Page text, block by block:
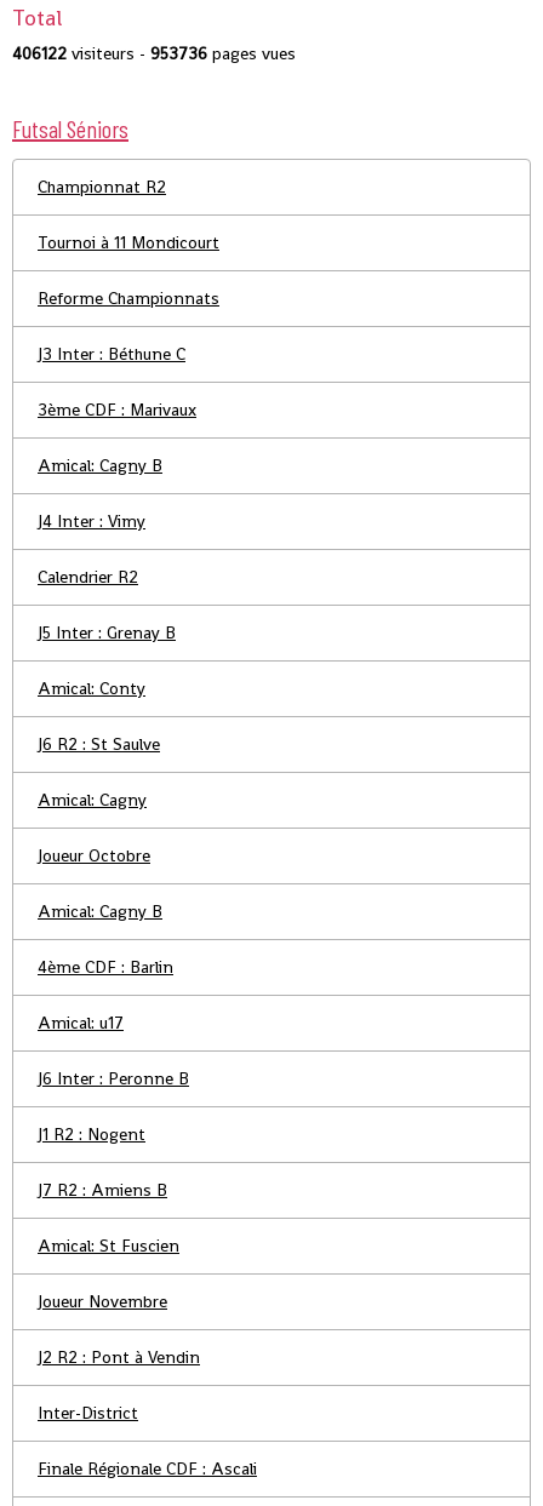
Total
406122 visiteurs - 953736 pages vues
Futsal Séniors
Championnat R2
Tournoi à 11 Mondicourt
Reforme Championnats
J3 Inter : Béthune C
3ème CDF : Marivaux
Amical: Cagny B
J4 Inter : Vimy
Calendrier R2
J5 Inter : Grenay B
Amical: Conty
J6 R2 : St Saulve
Amical: Cagny
Joueur Octobre
Amical: Cagny B
4ème CDF : Barlin
Amical: u17
J6 Inter : Peronne B
J1 R2 : Nogent
J7 R2 : Amiens B
Amical: St Fuscien
Joueur Novembre
J2 R2 : Pont à Vendin
Inter-District
Finale Régionale CDF : Ascali